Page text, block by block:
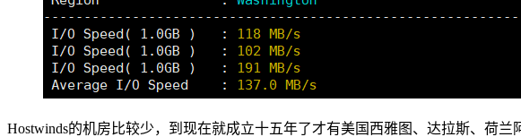
Hostwinds的机房比较少，到现在就成立十五年了才有美国西雅图、达拉斯、荷